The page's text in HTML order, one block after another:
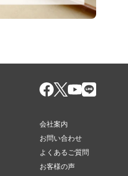
会社案内
お問い合わせ
よくあるご質問
お客様の声